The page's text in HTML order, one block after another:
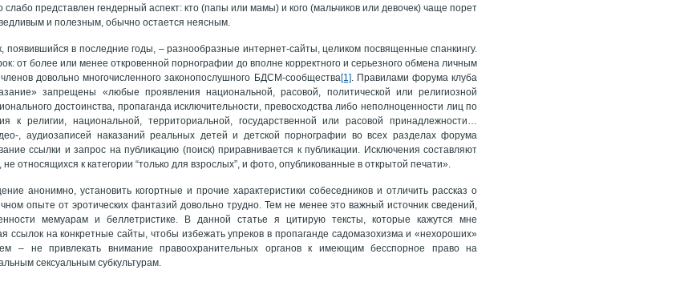
представлен гендерный аспект: кто (папы или мамы) и кого (мальчиков или девочек) чаще порет
и полезным, обычно остается неясным.
появившийся в последние годы, – разнообразные интернет-сайты, целиком посвященные спанкингу.
от более или менее откровенной порнографии до вполне корректного и серьезного обмена личным
довольно многочисленного законопослушного БДСМ-сообщества[1]. Правилами форума клуба
запрещены «любые проявления национальной, расовой, политической или религиозной
достоинства, пропаганда исключительности, превосходства либо неполноценности лиц по
к религии, национальной, территориальной, государственной или расовой принадлежности…
, аудиозаписей наказаний реальных детей и детской порнографии во всех разделах форума
ссылки и запрос на публикацию (поиск) приравнивается к публикации. Исключения составляют
относящихся к категории “только для взрослых”, и фото, опубликованные в открытой печати».
анонимно, установить когортные и прочие характеристики собеседников и отличить рассказ о
опыте от эротических фантазий довольно трудно. Тем не менее это важный источник сведений,
мемуарам и беллетристике. В данной статье я цитирую тексты, которые кажутся мне
ссылок на конкретные сайты, чтобы избежать упреков в пропаганде садомазохизма и «нехороших»
– не привлекать внимание правоохранительных органов к имеющим бесспорное право на
сексуальным субкультурам.